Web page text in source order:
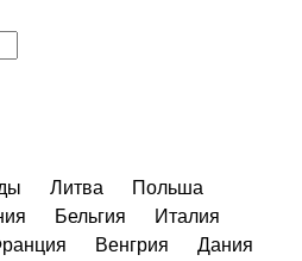
Литва
Польша
Бельгия
Италия
Венгрия
Дания